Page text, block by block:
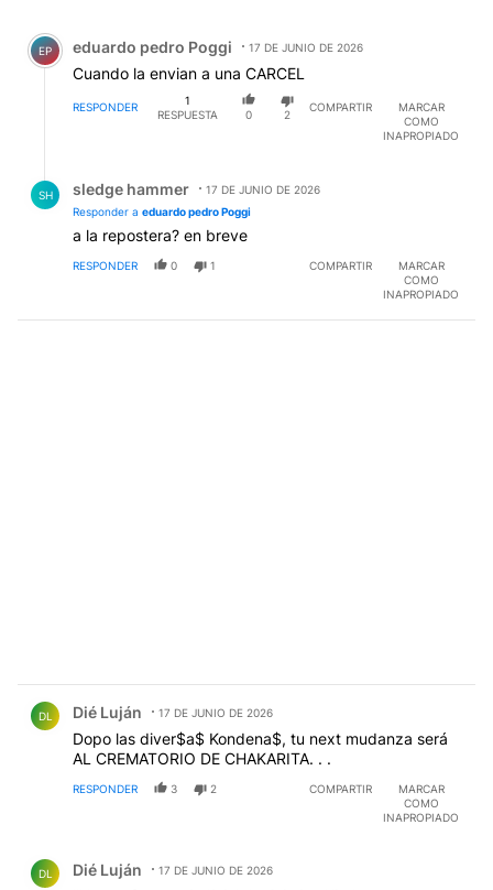
Comentario de eduardo pedro Poggi.
EP eduardo pedro Poggi 17 DE JUNIO DE 2026
Cuando la envian a una CARCEL
RESPONDER
1
RESPUESTA
0 2
COMPARTIR
MARCAR
COMO
INAPROPIADO
SH sledge hammer
17 DE JUNIO DE 2026
Responder a eduardo pedro Poggi
a la repostera? en breve
RESPONDER 0 1 COMPARTIR
MARCAR
COMO
INAPROPIADO
DL Dié Luján 17 DE JUNIO DE 2026
Dopo las diver$a$ Kondena$, tu next mudanza será
AL CREMATORIO DE CHAKARITA. . .
RESPONDER 3 2 COMPARTIR
MARCAR
COMO
INAPROPIADO
DL Dié Luján 17 DE JUNIO DE 2026